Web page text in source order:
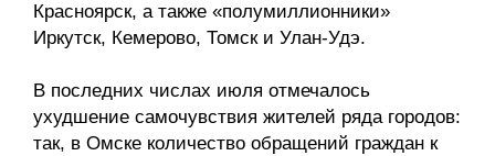
Материалы
Регулярные прогнозы
Красноярск, а также «полумиллионники»
Иркутск, Кемерово, Томск и Улан-Удэ.
В последних числах июля отмечалось
ухудшение самочувствия жителей ряда городов:
так, в Омске количество обращений граждан к